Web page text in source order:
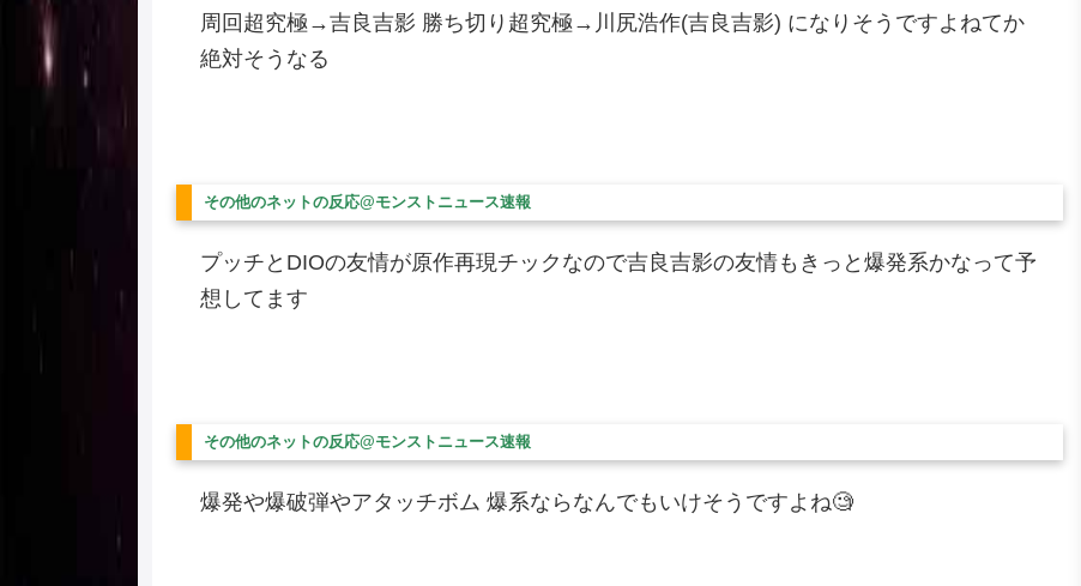
周回超究極→吉良吉影 勝ち切り超究極→川尻浩作(吉良吉影) になりそうですよねてか
絶対そうなる
その他のネットの反応@モンストニュース速報
プッチとDIOの友情が原作再現チックなので吉良吉影の友情もきっと爆発系かなって予
想してます
その他のネットの反応@モンストニュース速報
爆発や爆破弾やアタッチボム 爆系ならなんでもいけそうですよね🧐